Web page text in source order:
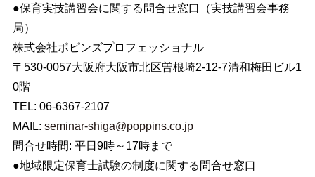
●保育実技講習会に関する問合せ窓口（実技講習会事務
局）
株式会社ポピンズプロフェッショナル
〒530-0057大阪府大阪市北区曽根埼2-12-7清和梅田ビル1
0階
TEL: 06-6367-2107
MAIL: seminar-shiga@poppins.co.jp
問合せ時間: 平日9時～17時まで
●地域限定保育士試験の制度に関する問合せ窓口